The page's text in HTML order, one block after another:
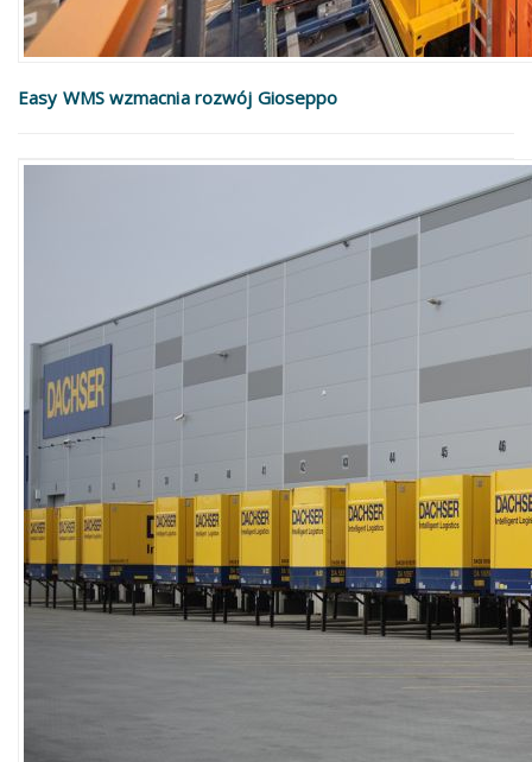
Easy WMS wzmacnia rozwój Gioseppo